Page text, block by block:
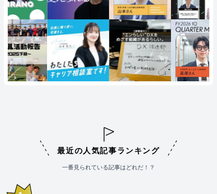
最近の人気記事ランキング
一番見られている記事はどれだ！？